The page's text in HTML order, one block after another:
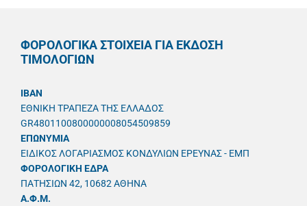
ΦΟΡΟΛΟΓΙΚΑ ΣΤΟΙΧΕΙΑ ΓΙΑ ΕΚΔΟΣΗ
ΤΙΜΟΛΟΓΙΩΝ
IBAN
ΕΘΝΙΚΗ ΤΡΑΠΕΖΑ ΤΗΣ ΕΛΛΑΔΟΣ
GR4801100800000008054509859
ΕΠΩΝΥΜΙΑ
ΕΙΔΙΚΟΣ ΛΟΓΑΡΙΑΣΜΟΣ ΚΟΝΔΥΛΙΩΝ ΕΡΕΥΝΑΣ - ΕΜΠ
ΦΟΡΟΛΟΓΙΚΗ ΕΔΡΑ
ΠΑΤΗΣΙΩΝ 42, 10682 ΑΘΗΝΑ
A.Φ.Μ.